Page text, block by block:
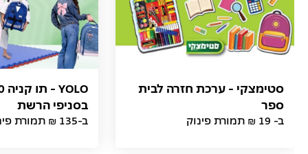
סטימצקי - ערכת חזרה לבית
ספר
ב- 19 ₪ תמורת פינוק
בסניפי הרשת
ב-135 ₪ תמורת פינוק